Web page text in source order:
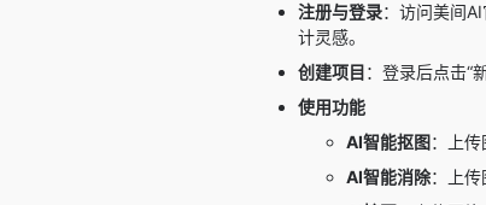
注册与登录：访问美间
计灵感。
创建项目：登录后点击“
使用功能
AI智能抠图：上
AI智能消除：上传